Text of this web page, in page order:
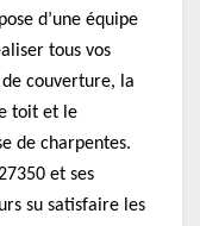
d’une équipe
tous vos
couverture, la
toit et le
de charpentes.
et ses
su satisfaire les